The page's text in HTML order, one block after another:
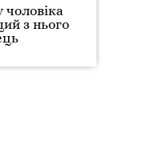
з нього